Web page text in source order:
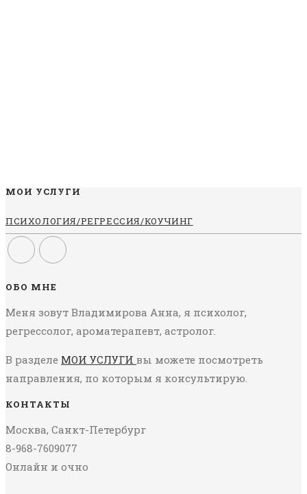
МОИ УСЛУГИ
ПСИХОЛОГИЯ/РЕГРЕССИЯ/КОУЧИНГ
ОБО МНЕ
Меня зовут Владимирова Анна, я психолог,
регрессолог, ароматерапевт, астролог.
В разделе МОИ УСЛУГИ вы можете посмотреть
направления, по которым я консультирую.
КОНТАКТЫ
Москва, Санкт-Петербург
8-968-7609077
Онлайн и очно